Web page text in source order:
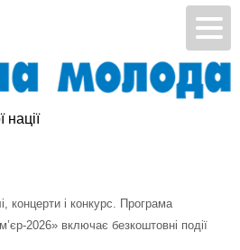
нації
концерти і конкурс. Програма
2026» включає безкоштовні події